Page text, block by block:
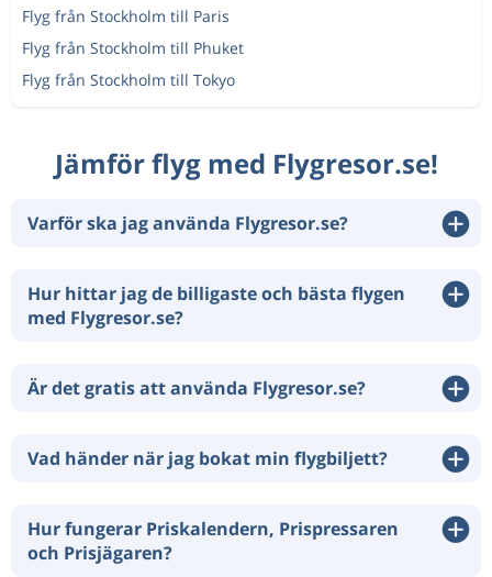
Flyg från Stockholm till Paris
Flyg från Stockholm till Phuket
Flyg från Stockholm till Tokyo
Jämför flyg med Flygresor.se!
Varför ska jag använda Flygresor.se?
Hur hittar jag de billigaste och bästa flygen
med Flygresor.se?
Är det gratis att använda Flygresor.se?
Vad händer när jag bokat min flygbiljett?
Hur fungerar Priskalendern, Prispressaren
och Prisjägaren?